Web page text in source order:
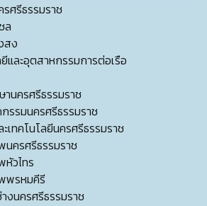
ศรีธรรมราช
ล
สง
และอุตสาหกรรมการต่อเรือ
นครศรีธรรมราช
รรมนครศรีธรรมราช
เทคโนโลยีนครศรีธรรมราช
นครศรีธรรมราช
หัวไทร
พรหมคีรี
งนครศรีธรรมราช